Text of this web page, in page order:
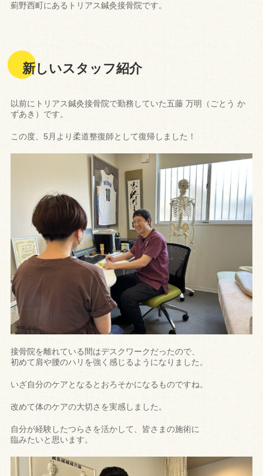
薊野西町にあるトリアス鍼灸接骨院です。
新しいスタッフ紹介
以前にトリアス鍼灸接骨院で勤務していた五藤 万明（ごとう か
ずあき）です。
この度、5月より柔道整復師として復帰しました！
接骨院を離れている間はデスクワークだったので、
初めて肩や腰のハリを強く感じるようになりました。
いざ自分のケアとなるとおろそかになるものですね。
改めて体のケアの大切さを実感しました。
自分が経験したつらさを活かして、皆さまの施術に
臨みたいと思います。